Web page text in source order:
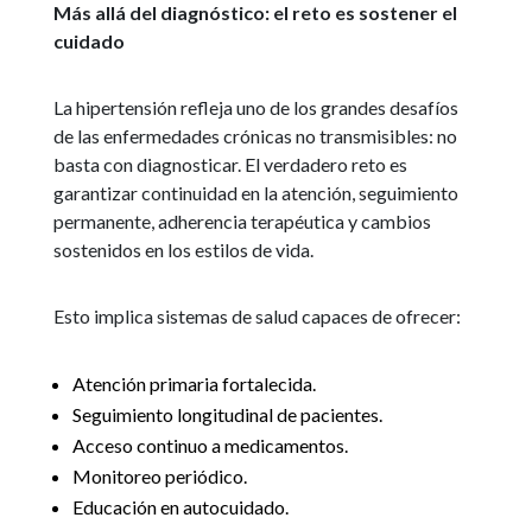
Más allá del diagnóstico: el reto es sostener el
cuidado
La hipertensión refleja uno de los grandes desafíos
de las enfermedades crónicas no transmisibles: no
basta con diagnosticar. El verdadero reto es
garantizar continuidad en la atención, seguimiento
permanente, adherencia terapéutica y cambios
sostenidos en los estilos de vida.
Esto implica sistemas de salud capaces de ofrecer:
Atención primaria fortalecida.
Seguimiento longitudinal de pacientes.
Acceso continuo a medicamentos.
Monitoreo periódico.
Educación en autocuidado.